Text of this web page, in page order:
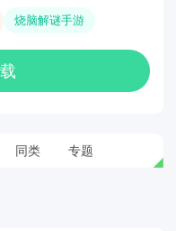
烧脑解谜手游
同类 专题